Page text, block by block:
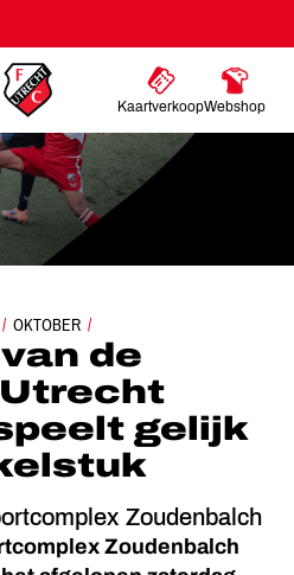
KaartverkoopWebshop
OKTOBERONDER 15 SPEELT GELIJK IN
de
Utrecht
gelijk
Zoudenbalch
Zoudenbalch